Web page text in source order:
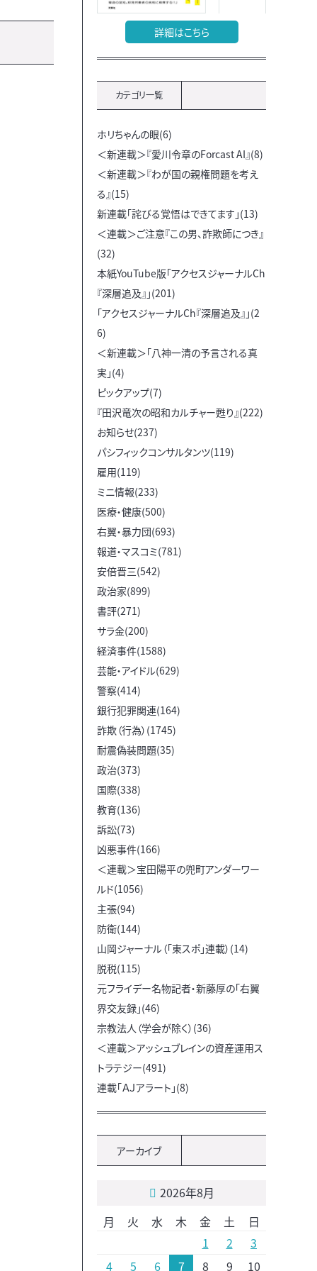
詳細はこちら
カテゴリ一覧
ホリちゃんの眼(6)
＜新連載＞『愛川令章のForcast AI』(8)
＜新連載＞『わが国の親権問題を考え
る』(15)
新連載「詫びる覚悟はできてます」(13)
＜連載＞ご注意『この男、詐欺師につき』
(32)
本紙YouTube版「アクセスジャーナルCh
『深層追及』」(201)
「アクセスジャーナルCh『深層追及』」(2
6)
＜新連載＞「八神一清の予言される真
実」(4)
ピックアップ(7)
『田沢竜次の昭和カルチャー甦り』(222)
お知らせ(237)
パシフィックコンサルタンツ(119)
雇用(119)
ミニ情報(233)
医療・健康(500)
右翼・暴力団(693)
報道・マスコミ(781)
安倍晋三(542)
政治家(899)
書評(271)
サラ金(200)
経済事件(1588)
芸能・アイドル(629)
警察(414)
銀行犯罪関連(164)
詐欺（行為）(1745)
耐震偽装問題(35)
政治(373)
国際(338)
教育(136)
訴訟(73)
凶悪事件(166)
＜連載＞宝田陽平の兜町アンダーワー
ルド(1056)
主張(94)
防衛(144)
山岡ジャーナル（「東スポ」連載）(14)
脱税(115)
元フライデー名物記者・新藤厚の「右翼
界交友録」(46)
宗教法人（学会が除く）(36)
＜連載＞アッシュブレインの資産運用ス
トラテジー(491)
連載「ＡＪアラート」(8)
アーカイブ
2026年8月
月
火 水 木 金 土
日
1
2
3
4
5 6 7 8 9 10